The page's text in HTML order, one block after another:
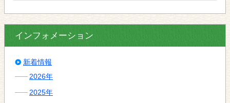
インフォメーション
新着情報
2026年
2025年